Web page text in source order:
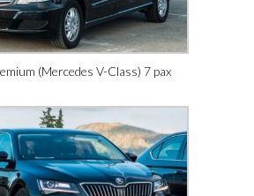
(Mercedes V-Class) 7 pax